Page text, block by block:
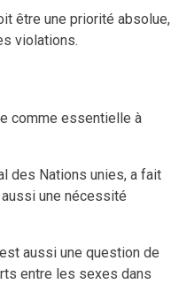
être une priorité absolue,
violations.
comme essentielle à
des Nations unies, a fait
une nécessité
aussi une question de
entre les sexes dans